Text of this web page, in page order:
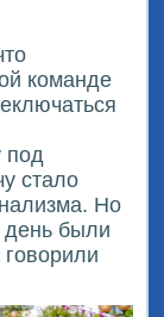
команде
под
стало
Но
день были